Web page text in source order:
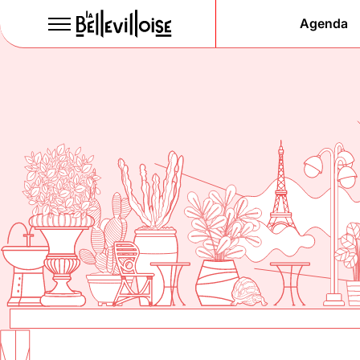
Le Paris
de la
depuis
Agenda